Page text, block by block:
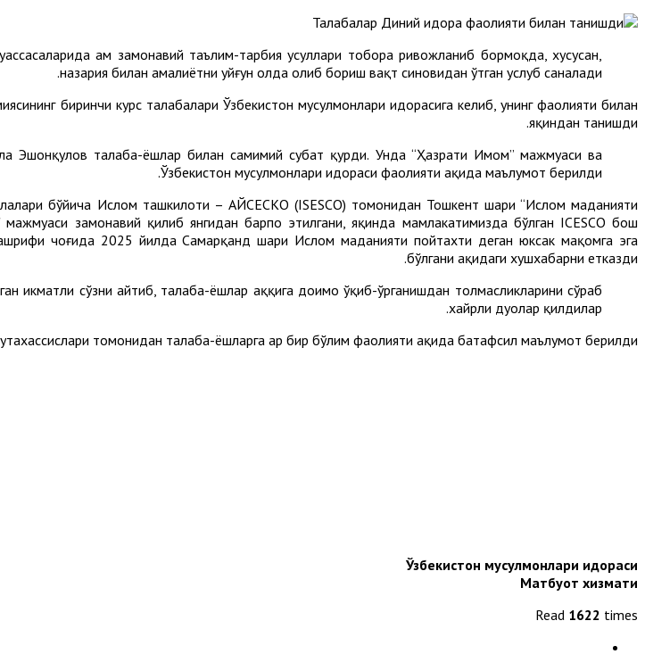
ҳам замонавий таълим-тарбия усуллари тобора ривожланиб бормоқда, хусусан,
назария билан амалиётни уйғун ҳолда олиб бориш вақт синовидан ўтган услуб саналади.
биринчи курс талабалари Ўзбекистон мусулмонлари идорасига келиб, унинг фаолияти билан
яқиндан танишди.
Эшонқулов талаба-ёшлар билан самимий суҳбат қурди. Унда “Ҳазрати Имом” мажмуаси ва
Ўзбекистон мусулмонлари идораси фаолияти ҳақида маълумот берилди.
бўйича Ислом ташкилоти – АЙСЕСКО (ISESCO) томонидан Тошкент шаҳри “Ислом маданияти
замонавий қилиб янгидан барпо этилгани, яқинда мамлакатимизда бўлган ICESCO бош
чоғида 2025 йилда Самарқанд шаҳри Ислом маданияти пойтахти деган юксак мақомга эга
бўлгани ҳақидаги хушхабарни етказди.
сўзни айтиб, талаба-ёшлар ҳаққига доимо ўқиб-ўрганишдан толмасликларини сўраб
хайрли дуолар қилдилар.
томонидан талаба-ёшларга ҳар бир бўлим фаолияти ҳақида батафсил маълумот берилди.
Ўзбекистон мусулмонлари идораси
Матбуот хизмати
Read 1622 times